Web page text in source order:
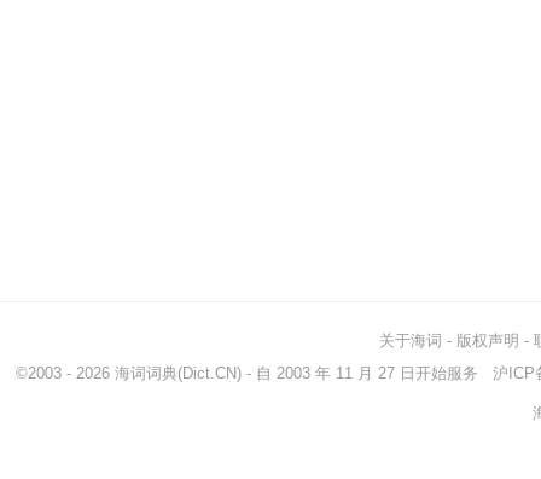
关于海词 - 版权声明 -
©2003 - 2026 海词词典(Dict.CN) - 自 2003 年 11 月 27 日开始服务 沪ICP